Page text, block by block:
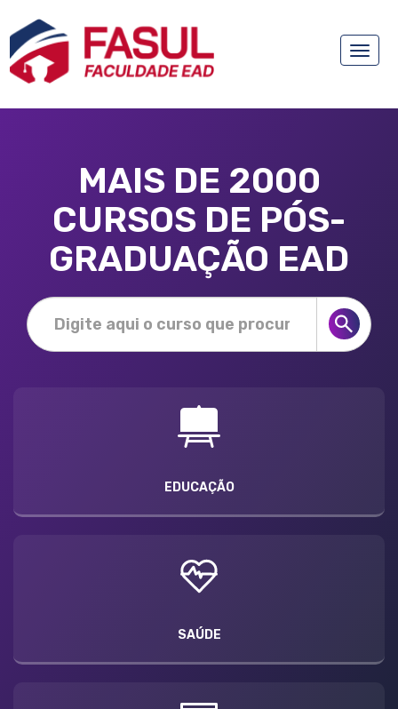
Toggle
MAIS DE 2000
CURSOS DE PÓS-
GRADUAÇÃO EAD
EDUCAÇÃO
SAÚDE